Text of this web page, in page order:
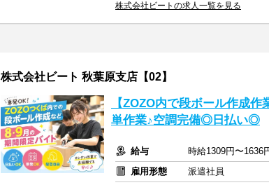
株式会社ビートの求人一覧を見る
株式会社ビート 秋葉原支店【02】
【ZOZO内で段ボール作成
単作業♪空調完備◎日払い◎
給与
時給1309円〜1636
雇用形態
派遣社員